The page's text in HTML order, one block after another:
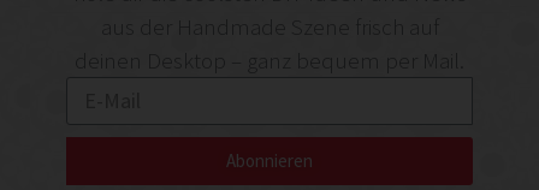
deinen Desktop – ganz bequem per Mail.
Abonnieren